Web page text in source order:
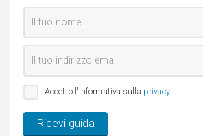
Accetto l'informativa sulla privacy
Ricevi guida